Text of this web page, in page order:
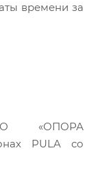
времени за
«ОПОРА
PULA со